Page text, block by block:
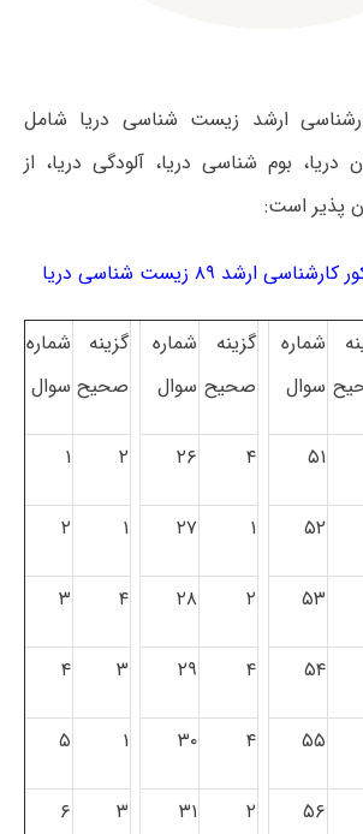
ارشد زیست شناسی دریا شامل
بوم شناسی دریا، آلودگی دریا، از
پذیر است:
ارشد ۸۹ زیست شناسی دریا
شماره
سوال
گزینه
صحیح
شماره
سوال
گزینه
صحیح
شماره
سوال
۵۱ ۴ ۲۶ ۲ ۱
۵۲ ۱ ۲۷ ۱ ۲
۵۳ ۲ ۲۸ ۴ ۳
۵۴ ۴ ۲۹ ۳ ۴
۵۵ ۴ ۳۰ ۱ ۵
۵۶ ۲ ۳۱ ۳ ۶